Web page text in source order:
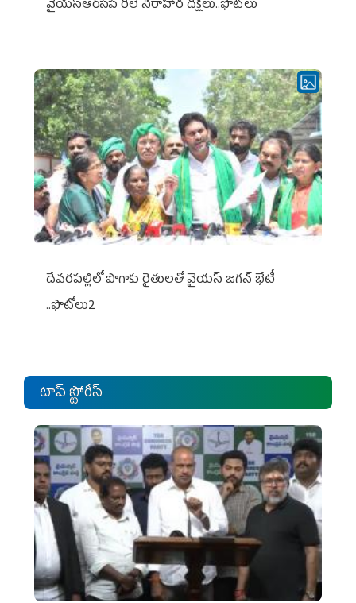
వైయ‌స్ఆర్‌సీపీ రిలే నిరాహార దీక్షలు..ఫొటోలు
దేవరపల్లిలో పొగాకు రైతులతో వైయస్ జగన్ భేటీ
..ఫొటోలు2
టాప్ స్టోరీస్